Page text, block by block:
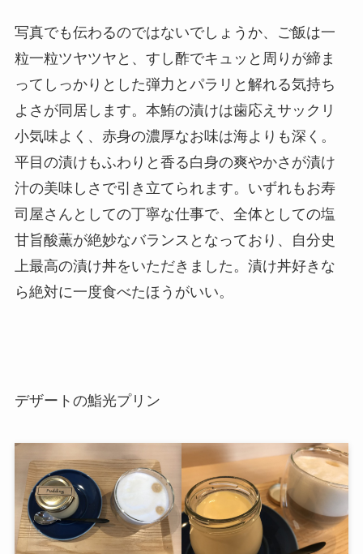
写真でも伝わるのではないでしょうか、ご飯は一
粒一粒ツヤツヤと、すし酢でキュッと周りが締ま
ってしっかりとした弾力とパラリと解れる気持ち
よさが同居します。本鮪の漬けは歯応えサックリ
小気味よく、赤身の濃厚なお味は海よりも深く。
平目の漬けもふわりと香る白身の爽やかさが漬け
汁の美味しさで引き立てられます。いずれもお寿
司屋さんとしての丁寧な仕事で、全体としての塩
甘旨酸薫が絶妙なバランスとなっており、自分史
上最高の漬け丼をいただきました。漬け丼好きな
ら絶対に一度食べたほうがいい。
デザートの鮨光プリン